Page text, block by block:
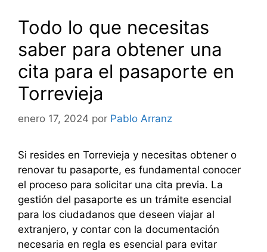
Todo lo que necesitas
saber para obtener una
cita para el pasaporte en
Torrevieja
enero 17, 2024 por Pablo Arranz
Si resides en Torrevieja y necesitas obtener o
renovar tu pasaporte, es fundamental conocer
el proceso para solicitar una cita previa. La
gestión del pasaporte es un trámite esencial
para los ciudadanos que deseen viajar al
extranjero, y contar con la documentación
necesaria en regla es esencial para evitar